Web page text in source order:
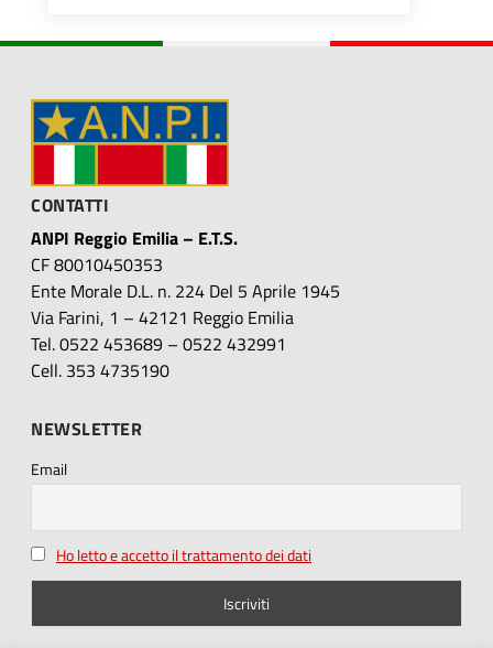
CONTATTI
ANPI Reggio Emilia – E.T.S.
CF 80010450353
Ente Morale D.L. n. 224 Del 5 Aprile 1945
Via Farini, 1 – 42121 Reggio Emilia
Tel. 0522 453689 – 0522 432991
Cell. 353 4735190
NEWSLETTER
Email
Ho letto e accetto il trattamento dei dati